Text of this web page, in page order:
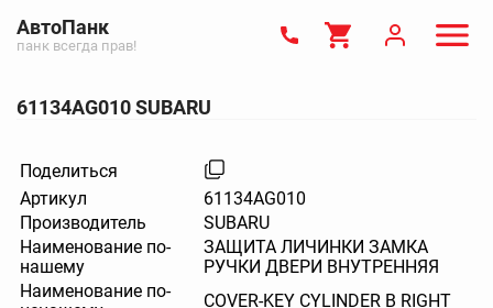
АвтоПанк
панк всегда прав!
61134AG010 SUBARU
Поделиться
Артикул
61134AG010
Производитель
SUBARU
Наименование по-
нашему
ЗАЩИТА ЛИЧИНКИ ЗАМКА
РУЧКИ ДВЕРИ ВНУТРЕННЯЯ
Наименование по-
COVER-KEY CYLINDER B RIGHT